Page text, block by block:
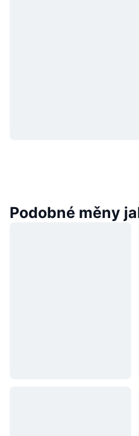
Podobné měny